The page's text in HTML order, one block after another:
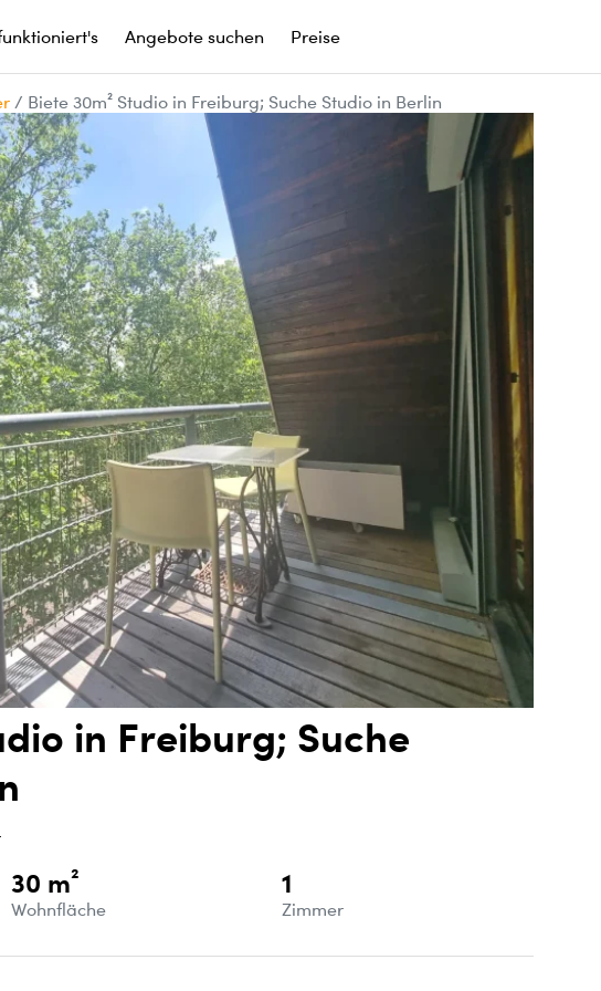
Angebote suchen Preise
/ Biete 30m² Studio in Freiburg; Suche Studio in Berlin
in Freiburg; Suche
30 m²
Wohnfläche
1
Zimmer